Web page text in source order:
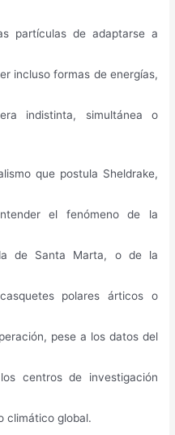
partículas de adaptarse a
incluso formas de energías,
indistinta, simultánea o
que postula Sheldrake,
el fenómeno de la
de Santa Marta, o de la
polares árticos o
pese a los datos del
centros de investigación
climático global.